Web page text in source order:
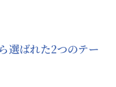
選ばれた2つのテー